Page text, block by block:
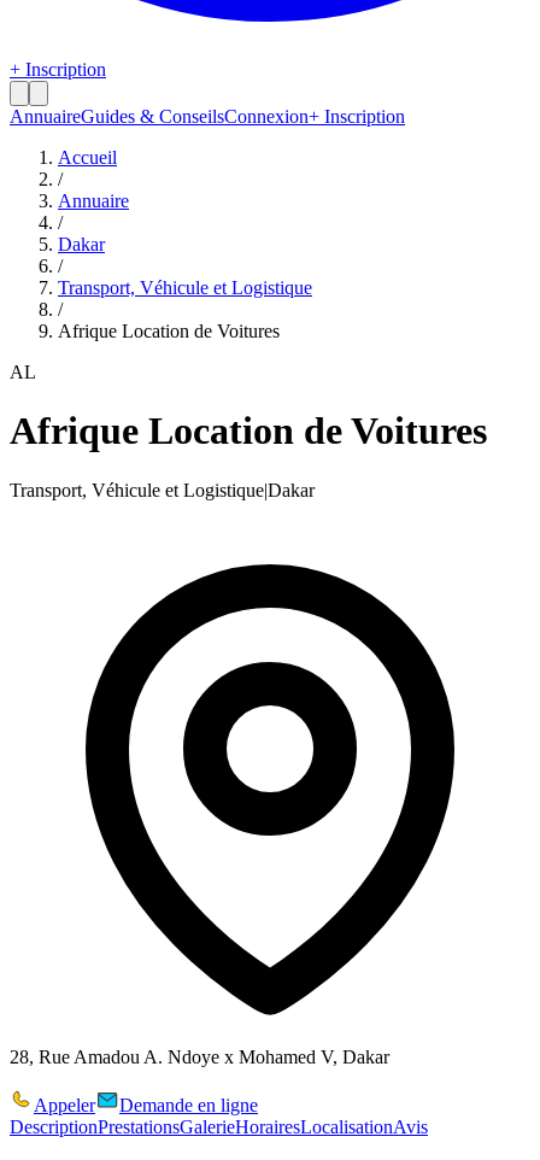
+ Inscription
AnnuaireGuides & ConseilsConnexion+ Inscription
Accueil
/
Annuaire
/
Dakar
/
Transport, Véhicule et Logistique
/
Afrique Location de Voitures
AL
Afrique Location de Voitures
Transport, Véhicule et Logistique|Dakar
28, Rue Amadou A. Ndoye x Mohamed V, Dakar
Appeler
Demande en ligne
DescriptionPrestationsGalerieHorairesLocalisationAvis